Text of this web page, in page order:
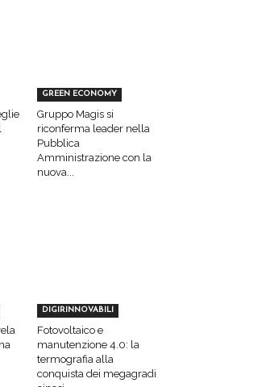
GREEN ECONOMY
Gruppo Magis si
riconferma leader nella
Pubblica
Amministrazione con la
nuova...
DIGIRINNOVABILI
Fotovoltaico e
manutenzione 4.0: la
termografia alla
conquista dei megagradi